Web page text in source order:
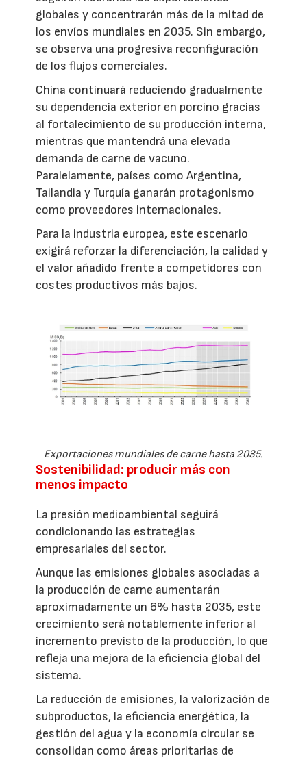
globales y concentrarán más de la mitad de
los envíos mundiales en 2035. Sin embargo,
se observa una progresiva reconfiguración
de los flujos comerciales.
China continuará reduciendo gradualmente
su dependencia exterior en porcino gracias
al fortalecimiento de su producción interna,
mientras que mantendrá una elevada
demanda de carne de vacuno.
Paralelamente, países como Argentina,
Tailandia y Turquía ganarán protagonismo
como proveedores internacionales.
Para la industria europea, este escenario
exigirá reforzar la diferenciación, la calidad y
el valor añadido frente a competidores con
costes productivos más bajos.
Exportaciones mundiales de carne hasta 2035.
Sostenibilidad: producir más con
menos impacto
La presión medioambiental seguirá
condicionando las estrategias
empresariales del sector.
Aunque las emisiones globales asociadas a
la producción de carne aumentarán
aproximadamente un 6% hasta 2035, este
crecimiento será notablemente inferior al
incremento previsto de la producción, lo que
refleja una mejora de la eficiencia global del
sistema.
La reducción de emisiones, la valorización de
subproductos, la eficiencia energética, la
gestión del agua y la economía circular se
consolidan como áreas prioritarias de